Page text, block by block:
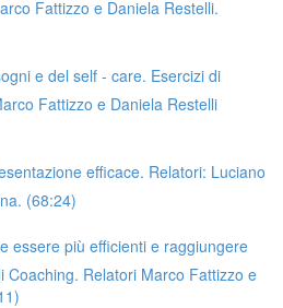
Fattizzo e Daniela Restelli.
e del self - care. Esercizi di
Fattizzo e Daniela Restelli
efficace. Relatori: Luciano
(68:24)
essere più efficienti e raggiungere
Coaching. Relatori Marco Fattizzo e